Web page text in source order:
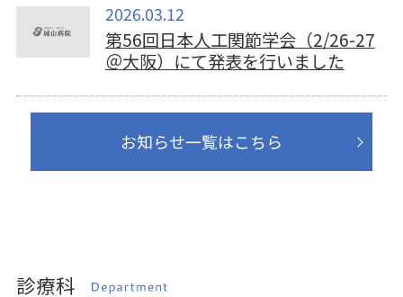
第56回日本人工関節学会（2/26-27
＠大阪）にて発表を行いました
2026.03.12
お知らせ一覧はこちら
診療科